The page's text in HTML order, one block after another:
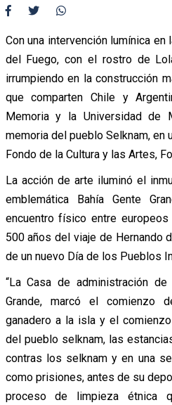
Con una intervención lumínica
del Fuego, con el rostro de
irrumpiendo en la construcción
que comparten Chile y
Memoria y la Universidad de
memoria del pueblo Selknam, en
Fondo de la Cultura y las Artes,
La acción de arte iluminó el
emblemática Bahía Gente
encuentro físico entre
500 años del viaje de Hernando
de un nuevo Día de los Pueblos
“La Casa de administración
Grande, marcó el comienzo
ganadero a la isla y el
del pueblo selknam, las
contras los selknam y en una
como prisiones, antes de su
proceso de limpieza étnica